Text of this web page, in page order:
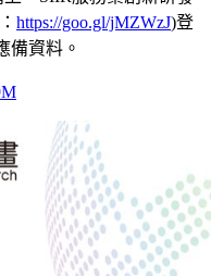
https://goo.gl/jMZWzJ)登
備資料。